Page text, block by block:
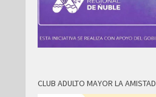
CLUB ADULTO MAYOR LA AMISTAD